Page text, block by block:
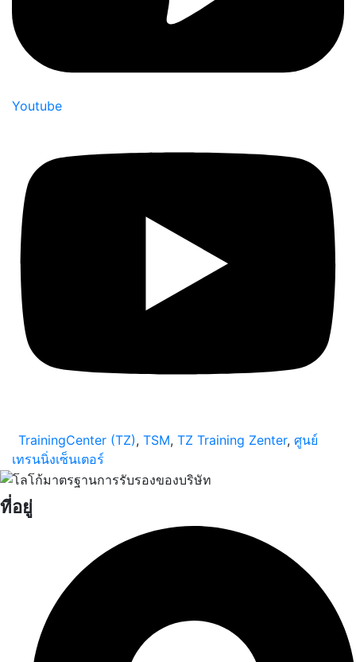
Youtube
TrainingCenter (TZ), TSM, TZ Training Zenter, ศูนย์
เทรนนิ่งเซ็นเตอร์
ที่อยู่